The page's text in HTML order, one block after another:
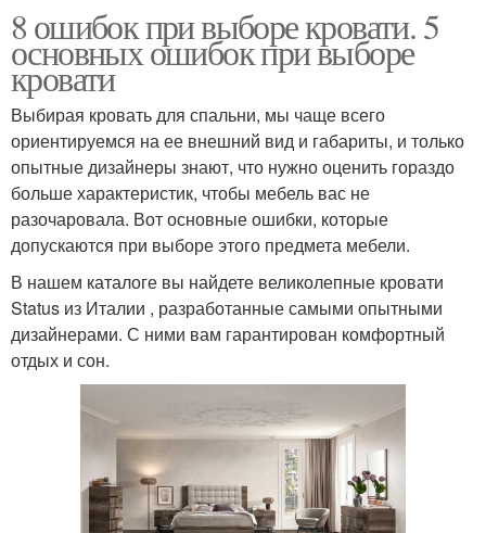
8 ошибок при выборе кровати. 5
основных ошибок при выборе
кровати
Выбирая кровать для спальни, мы чаще всего
ориентируемся на ее внешний вид и габариты, и только
опытные дизайнеры знают, что нужно оценить гораздо
больше характеристик, чтобы мебель вас не
разочаровала. Вот основные ошибки, которые
допускаются при выборе этого предмета мебели.
В нашем каталоге вы найдете великолепные кровати
Status из Италии , разработанные самыми опытными
дизайнерами. С ними вам гарантирован комфортный
отдых и сон.